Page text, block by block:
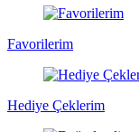
Favorilerim
Hediye Çeklerim